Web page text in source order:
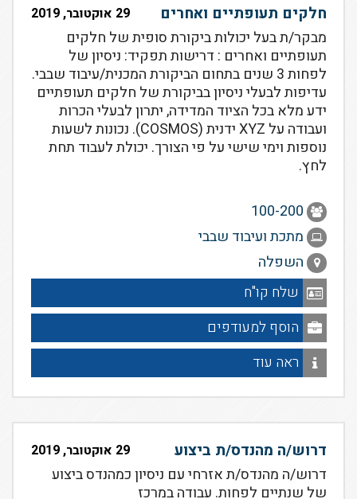
חלקים תעופתיים ואחרים
29 אוקטובר, 2019
מבקר/ת בעל יכולות ביקורת סופית של חלקים
תעופתיים ואחרים : דרישות תפקיד: ניסיון של
לפחות 3 שנים בתחום הביקורת המכנית/עיבוד שבבי.
עדיפות לבעלי ניסיון בביקורת של חלקים תעופתיים
ידע מלא בכל הציוד המדידה, יתרון לבעלי הכרות
ועבודה על XYZ ידנית (COSMOS). נכונות לשעות
נוספות וימי שישי על פי הצורך. יכולת לעבוד תחת
לחץ.
100-200
מתכת ועיבוד שבבי
השפלה
שלח קו"ח
הוסף למעודפים
ראה עוד
דרוש/ה מהנדס/ת ביצוע 29 אוקטובר, 2019
דרוש/ה מהנדס/ת אזרחי עם ניסיון כמהנדס ביצוע
של שנתיים לפחות. עבודה במרכז